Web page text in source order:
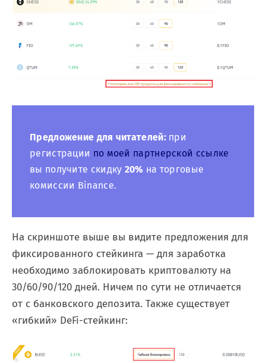
Предложение для читателей:при
регистрации по моей партнерской ссылке
вы получите скидку 20% на торговые
комиссии Binance.
На скриншоте выше вы видите предложения для
фиксированного стейкинга — для заработка
необходимо заблокировать криптовалюту на
30/60/90/120 дней. Ничем по сути не отличается
от с банковского депозита. Также существует
«гибкий» DeFi-стейкинг: